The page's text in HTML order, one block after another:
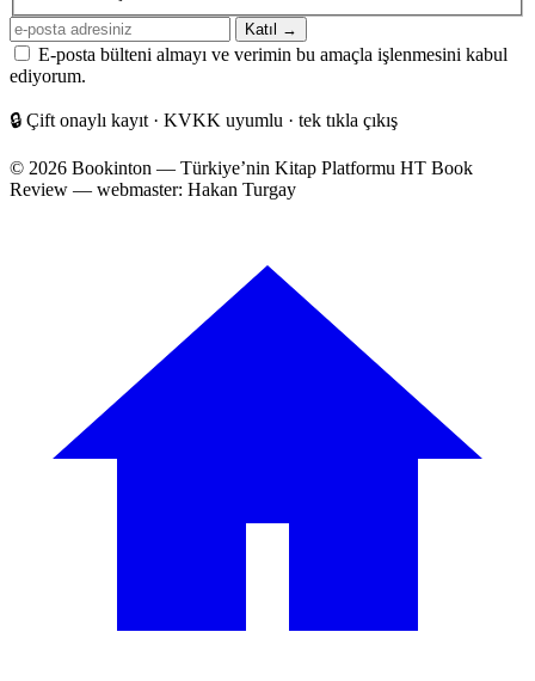
E-
posta
adresiniz
Katıl →
E-posta bülteni almayı ve verimin bu amaçla işlenmesini kabul
ediyorum.
🔒 Çift onaylı kayıt · KVKK uyumlu · tek tıkla çıkış
© 2026 Bookinton — Türkiye’nin Kitap Platformu HT Book
Review — webmaster: Hakan Turgay